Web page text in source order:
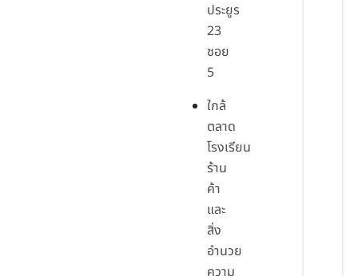
ประยูร
23
ซอย
5
ใกล้
ตลาด
โรงเรียน
ร้าน
ค้า
และ
สิ่ง
อำนวย
ความ